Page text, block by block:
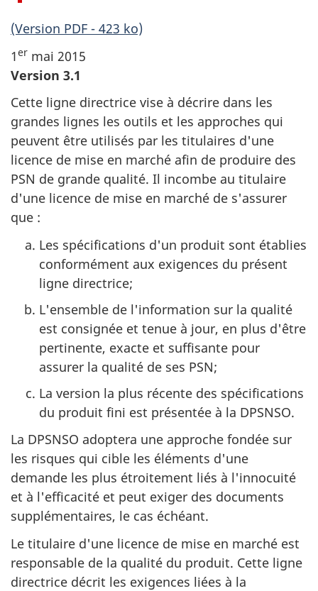
(Version PDF - 423 ko)
1er mai 2015
Version 3.1
Cette ligne directrice vise à décrire dans les
grandes lignes les outils et les approches qui
peuvent être utilisés par les titulaires d'une
licence de mise en marché afin de produire des
PSN de grande qualité. Il incombe au titulaire
d'une licence de mise en marché de s'assurer
que :
Les spécifications d'un produit sont établies
conformément aux exigences du présent
ligne directrice;
L'ensemble de l'information sur la qualité
est consignée et tenue à jour, en plus d'être
pertinente, exacte et suffisante pour
assurer la qualité de ses PSN;
La version la plus récente des spécifications
du produit fini est présentée à la DPSNSO.
La DPSNSO adoptera une approche fondée sur
les risques qui cible les éléments d'une
demande les plus étroitement liés à l'innocuité
et à l'efficacité et peut exiger des documents
supplémentaires, le cas échéant.
Le titulaire d'une licence de mise en marché est
responsable de la qualité du produit. Cette ligne
directrice décrit les exigences liées à la